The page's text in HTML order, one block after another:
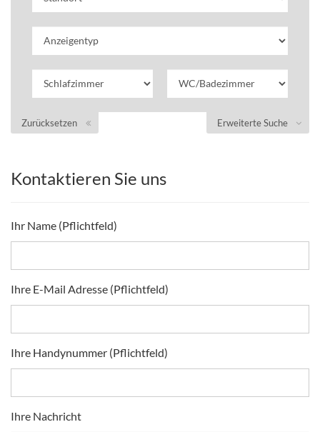
Erweiterte Suche
Zurücksetzen
Kontaktieren Sie uns
Ihr Name (Pflichtfeld)
Ihre E-Mail Adresse (Pflichtfeld)
Ihre Handynummer (Pflichtfeld)
Ihre Nachricht